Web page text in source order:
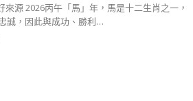
來源 2026丙午「馬」年，馬是十二生肖之一，
誠，因此與成功、勝利…